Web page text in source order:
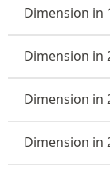
Dimension in
Dimension in
Dimension in
Dimension in